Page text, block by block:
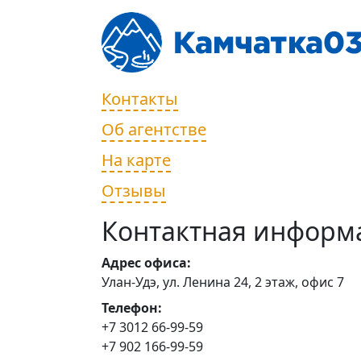
Контакты
Об агентстве
На карте
Отзывы
Контактная
Адрес офиса:
Улан-Удэ, ул. Ленина 24, 2 этаж, офис 7
Телефон:
+7 3012 66-99-59
+7 902 166-99-59